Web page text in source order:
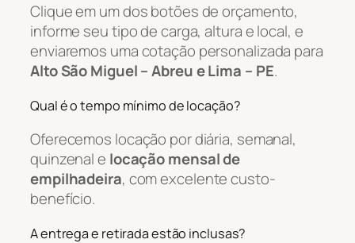
Clique em um dos botões de orçamento,
informe seu tipo de carga, altura e local, e
enviaremos uma cotação personalizada para
Alto São Miguel – Abreu e Lima – PE.
Qual é o tempo mínimo de locação?
Oferecemos locação por diária, semanal,
quinzenal e locação mensal de
empilhadeira, com excelente custo-
benefício.
A entrega e retirada estão inclusas?